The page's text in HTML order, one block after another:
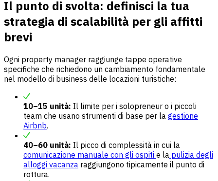
Il punto di svolta: definisci la tua
strategia di scalabilità per gli affitti
brevi
Ogni property manager raggiunge tappe operative
specifiche che richiedono un cambiamento fondamentale
nel modello di business delle locazioni turistiche:
10–15 unità: Il limite per i solopreneur o i piccoli
team che usano strumenti di base per la gestione
Airbnb.
40–60 unità: Il picco di complessità in cui la
comunicazione manuale con gli ospiti e la pulizia degli
alloggi vacanza raggiungono tipicamente il punto di
rottura.